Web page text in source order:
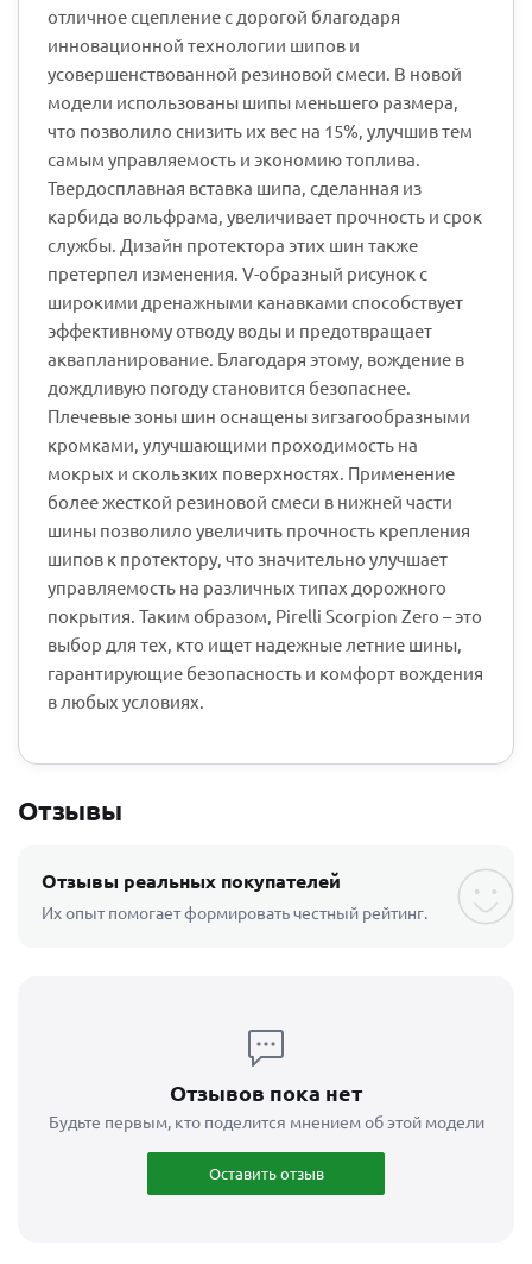
отличное сцепление с дорогой благодаря
инновационной технологии шипов и
усовершенствованной резиновой смеси. В новой
модели использованы шипы меньшего размера,
что позволило снизить их вес на 15%, улучшив тем
самым управляемость и экономию топлива.
Твердосплавная вставка шипа, сделанная из
карбида вольфрама, увеличивает прочность и срок
службы. Дизайн протектора этих шин также
претерпел изменения. V-образный рисунок с
широкими дренажными канавками способствует
эффективному отводу воды и предотвращает
аквапланирование. Благодаря этому, вождение в
дождливую погоду становится безопаснее.
Плечевые зоны шин оснащены зигзагообразными
кромками, улучшающими проходимость на
мокрых и скользких поверхностях. Применение
более жесткой резиновой смеси в нижней части
шины позволило увеличить прочность крепления
шипов к протектору, что значительно улучшает
управляемость на различных типах дорожного
покрытия. Таким образом, Pirelli Scorpion Zero – это
выбор для тех, кто ищет надежные летние шины,
гарантирующие безопасность и комфорт вождения
в любых условиях.
Отзывы
Отзывы реальных покупателей
Их опыт помогает формировать честный рейтинг.
Отзывов пока нет
Будьте первым, кто поделится мнением об этой модели
Оставить отзыв